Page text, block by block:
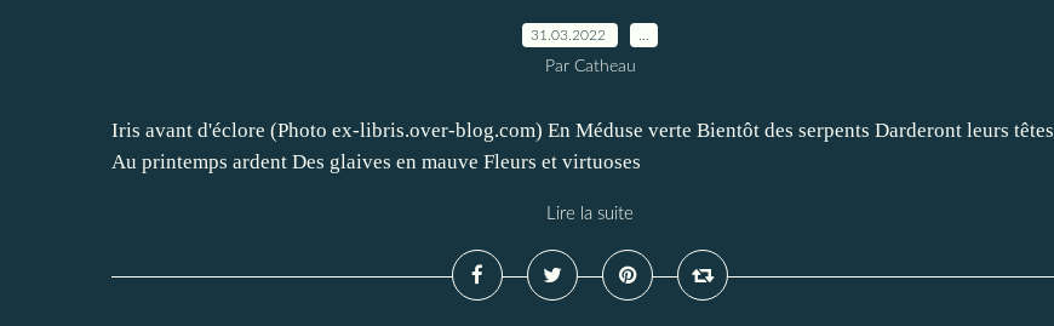
31.03.2022
Par Catheau
Iris avant d'éclore (Photo ex-libris.over-blog.com) En Méduse verte Bientôt des serpents Darderont leurs têtes
Au printemps ardent Des glaives en mauve Fleurs et virtuoses
Lire la suite